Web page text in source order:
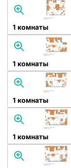
1 комнаты
1 комнаты
1 комнаты
1 комнаты